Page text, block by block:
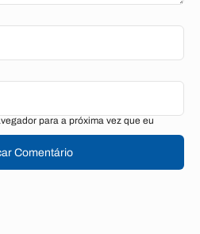
para a próxima vez que eu
Comentário